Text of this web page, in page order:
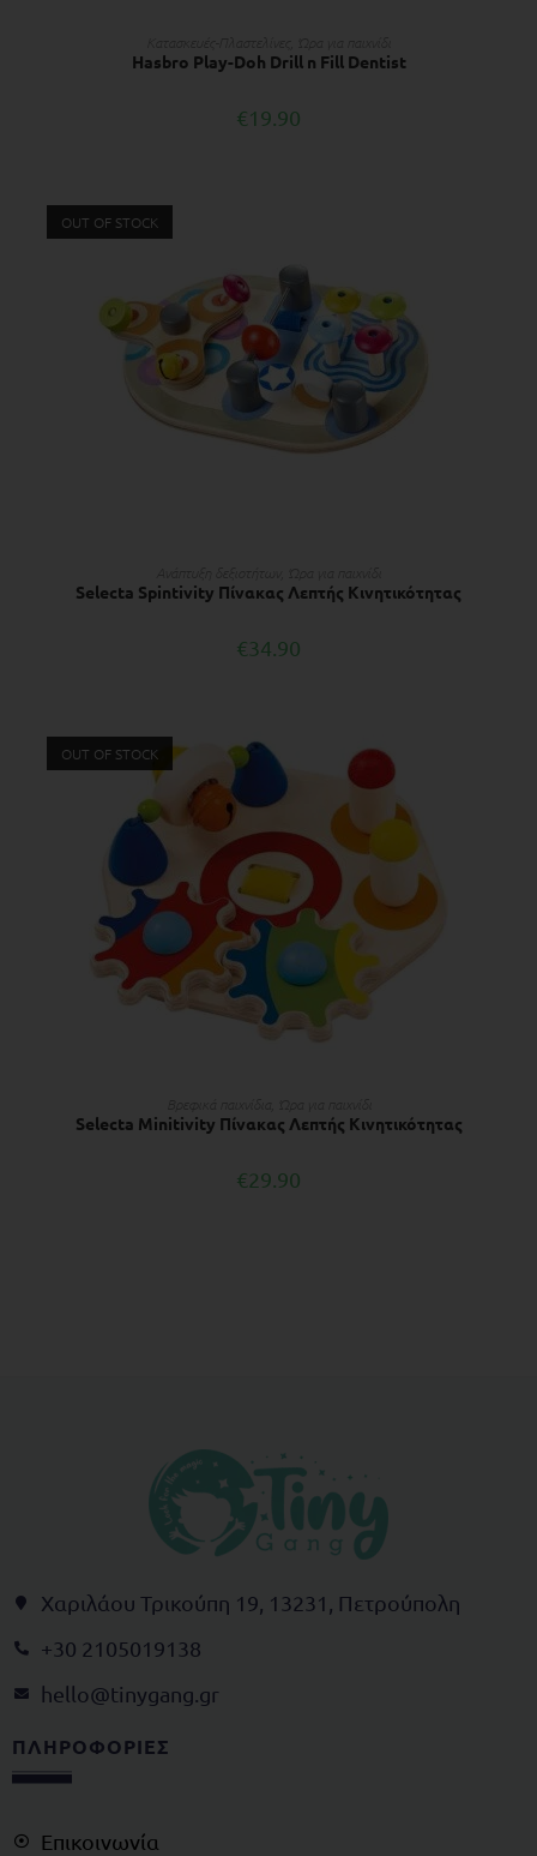
Hasbro Play-Doh Drill n Fill Dentist
€19.90
OUT OF STOCK
Selecta Spintivity Πίνακας Λεπτής Κινητικότητας
€34.90
OUT OF STOCK
Selecta Minitivity Πίνακας Λεπτής Κινητικότητας
€29.90
Χαριλάου Τρικούπη 19, 13231, Πετρούπολη
+30 2105019138
rg.gnagynit
@olleh
ΠΛΗΡΟΦΟΡΙΕΣ
Επικοινωνία